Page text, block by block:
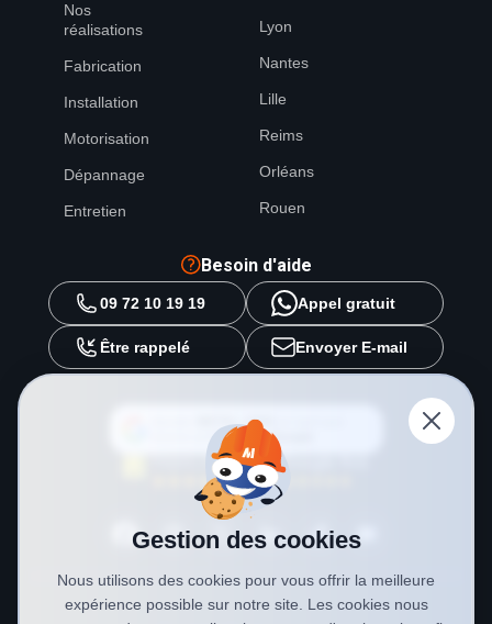
Nos
réalisations
Fabrication
Installation
Motorisation
Dépannage
Entretien
Lyon
Nantes
Lille
Reims
Orléans
Rouen
Besoin d'aide
09 72 10 19 19 Appel gratuit
Être rappelé Envoyer E-mail
METAL 2000
source préférée surGoogle
Gestion des cookies
Nous utilisons des cookies pour vous offrir la meilleure
expérience possible sur notre site. Les cookies nous